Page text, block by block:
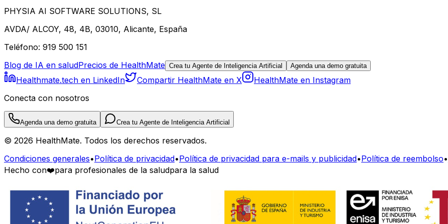
PHYSIA AI SOFTWARE SOLUTIONS, SL
AVDA/ ALCOY, 48, 4B, 03010, Alicante, España
Teléfono: 919 500 151
Blog de IA en saludPrecios de HealthMate Crea tu Agente de Inteligencia Artificial Agenda una demo gratuita
Healthmate.tech en LinkedIn Compartir HealthMate en X
HealthMate en Instagram
Conecta con nosotros
Agenda una demo gratuita Crea tu Agente de Inteligencia Artificial
© 2026 HealthMate. Todos los derechos reservados.
Condiciones generales•Política de privacidad•Política de privacidad para e-mails y publicidad•Política de reembolso•
Hecho con❤️para profesionales de la saludpara la salud